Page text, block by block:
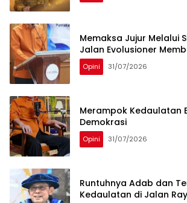
Memaksa Jujur Melalui
Jalan Evolusioner
Opini 31/07/2026
Merampok Kedaulatan
Demokrasi
Opini 31/07/2026
Runtuhnya Adab dan
Kedaulatan di Jalan